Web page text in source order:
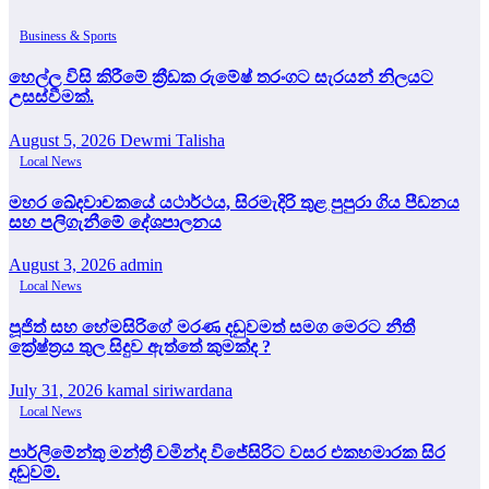
Business & Sports
හෙල්ල විසි කිරීමේ ක්‍රීඩක රුමේෂ් තරංගට සැරයන් නිලයට
උසස්වීමක්.
August 5, 2026 Dewmi Talisha
Local News
මහර ඛේදවාචකයේ යථාර්ථය, සිරමැදිරි තුළ පුපුරා ගිය පීඩනය
සහ පලිගැනීමේ දේශපාලනය
August 3, 2026 admin
Local News
පූජිත් සහ හේමසිරිගේ මරණ දඩුවමත් සමග මෙරට නීතී
ක්‍රේෂ්ත්‍රය තුල සිදුව ඇත්තේ කුමක්ද ?
July 31, 2026 kamal siriwardana
Local News
පාර්ලිමේන්තු මන්ත්‍රී චමින්ද විජේසිරිට වසර එකහමාරක සිර
දඬුවම්.